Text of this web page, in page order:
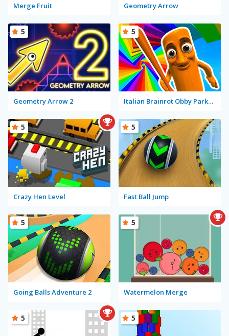
Merge Fruit Geometry Arrow
Geometry Arrow 2
5
Italian Brainrot Obby Parkour
5
Crazy Hen Level
5
Fast Ball Jump
5
Going Balls Adventure 2
5
Watermelon Merge
5
5 5